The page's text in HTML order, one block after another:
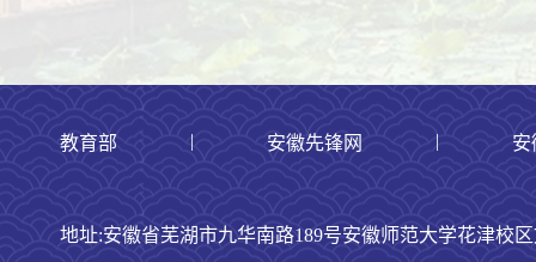
教育部 | 安徽先锋网 | 安
地址:安徽省芜湖市九华南路189号安徽师范大学花津校